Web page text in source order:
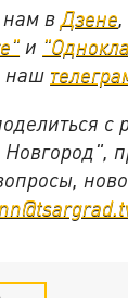
нам в Дзене
и
наш
с